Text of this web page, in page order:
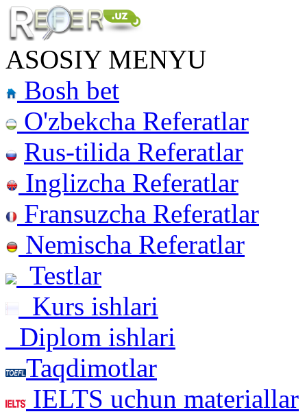
ASOSIY MENYU
Bosh bet
O'zbekcha Referatlar
Rus-tilida Referatlar
Inglizcha Referatlar
Fransuzcha Referatlar
Nemischa Referatlar
Testlar
Kurs ishlari
Diplom ishlari
Taqdimotlar
IELTS uchun materiallar